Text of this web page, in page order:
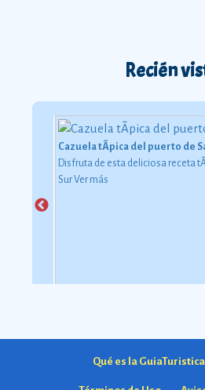
Recién
Cazuela tÃ­pica del puerto de
Disfruta de esta deliciosa receta
SurVer más
Qué es la